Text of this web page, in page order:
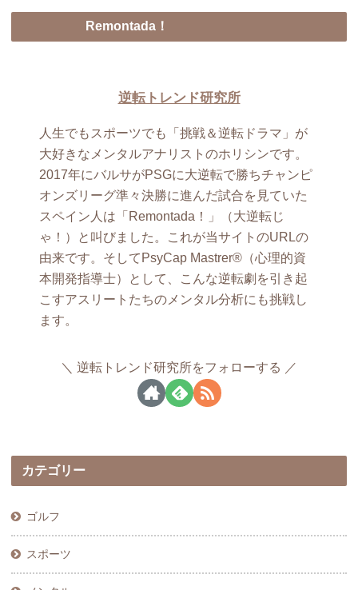
Remontada！
逆転トレンド研究所
人生でもスポーツでも「挑戦＆逆転ドラマ」が
大好きなメンタルアナリストのホリシンです。
2017年にバルサがPSGに大逆転で勝ちチャンピ
オンズリーグ準々決勝に進んだ試合を見ていた
スペイン人は「Remontada！」（大逆転じ
ゃ！）と叫びました。これが当サイトのURLの
由来です。そしてPsyCap Mastrer®（心理的資
本開発指導士）として、こんな逆転劇を引き起
こすアスリートたちのメンタル分析にも挑戦し
ます。
逆転トレンド研究所をフォローする
カテゴリー
ゴルフ
スポーツ